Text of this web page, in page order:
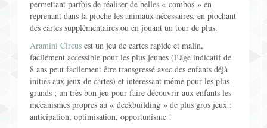
permettant parfois de réaliser de belles « combos » en
reprenant dans la pioche les animaux nécessaires, en piochant
des cartes supplémentaires ou en jouant un tour de plus.
Aramini Circus est un jeu de cartes rapide et malin,
facilement accessible pour les plus jeunes (l’âge indicatif de
8 ans peut facilement être transgressé avec des enfants déjà
initiés aux jeux de cartes) et intéressant même pour les plus
grands ; un très bon jeu pour faire découvrir aux enfants les
mécanismes propres au « deckbuilding » de plus gros jeux :
anticipation, optimisation, opportunisme !